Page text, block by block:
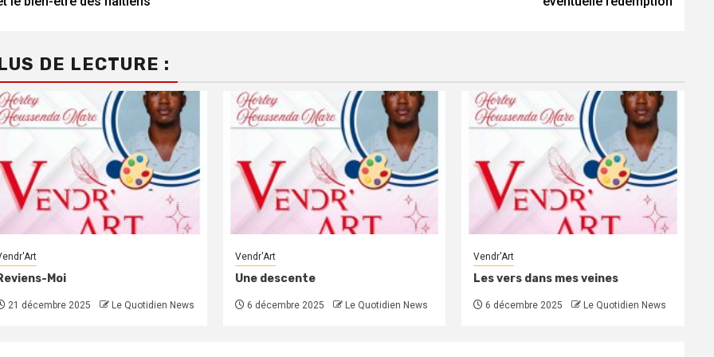
DE LECTURE :
Moi
21 décembre 2025 Le Quotidien News
Vendr'Art
Une descente
6 décembre 2025 Le Quotidien News
Vendr'Art
Les vers dans mes veines
6 décembre 2025 Le Quotidien News